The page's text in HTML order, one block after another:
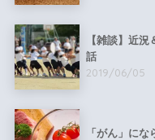
【雑談】近
話
2019/06/05
「がん」に